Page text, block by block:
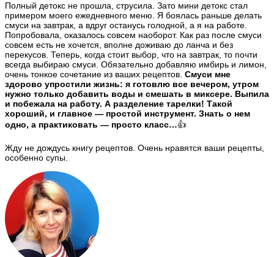
Полный детокс не прошла, струсила. Зато мини детокс стал
примером моего ежедневного меню. Я боялась раньше делать
смуси на завтрак, а вдруг останусь голодной, а я на работе.
Попробовала, оказалось совсем наоборот. Как раз после смуси
совсем есть не хочется, вполне доживаю до ланча и без
перекусов. Теперь, когда стоит выбор, что на завтрак, то почти
всегда выбираю смуси. Обязательно добавляю имбирь и лимон,
очень тонкое сочетание из ваших рецептов. Смуси мне
здорово упростили жизнь: я готовлю все вечером, утром
нужно только добавить воды и смешать в миксере. Выпила
и побежала на работу. А разделение тарелки! Такой
хороший, и главное — простой инструмент. Знать о нем
одно, а практиковать — просто класс…👍
Жду не дождусь книгу рецептов. Очень нравятся ваши рецепты,
особенно супы.